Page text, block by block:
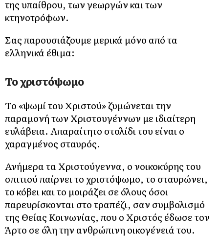
της υπαίθρου, των γεωργών και των
κτηνοτρόφων.
Σας παρουσιάζουμε μερικά μόνο από τα
ελληνικά έθιμα:
Το χριστόψωμο
Το «ψωμί του Χριστού» ζυμώνεται την
παραμονή των Χριστουγέννων με ιδιαίτερη
ευλάβεια. Απαραίτητο στολίδι του είναι ο
χαραγμένος σταυρός.
Ανήμερα τα Χριστούγεννα, ο νοικοκύρης του
σπιτιού παίρνει το χριστόψωμο, το σταυρώνει,
το κόβει και το μοιράζει σε όλους όσοι
παρευρίσκονται στο τραπέζι, σαν συμβολισμό
της Θείας Κοινωνίας, που ο Χριστός έδωσε τον
Άρτο σε όλη την ανθρώπινη οικογένειά του.